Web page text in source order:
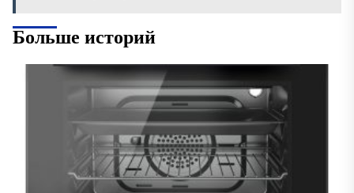
Больше историй